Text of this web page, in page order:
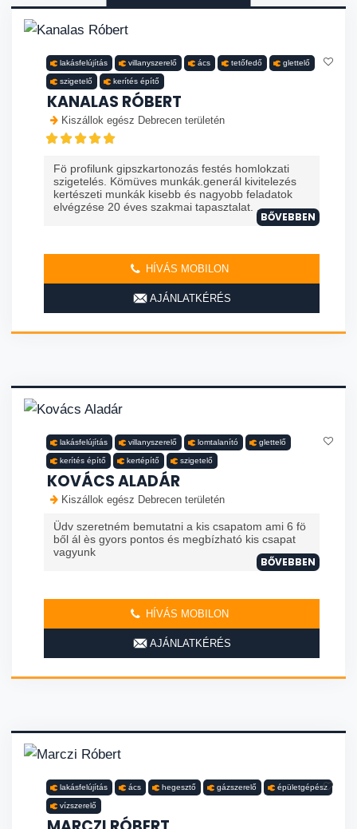
lakásfelújítás villanyszerelő ács tetőfedő glettelő
szigetelő kerítés építő
KANALAS RÓBERT
Kiszállok egész Debrecen területén
Fö profilunk gipszkartonozás festés homlokzati
szigetelés. Kömüves munkák.generál kivitelezés
kertészeti munkák kisebb és nagyobb feladatok
elvégzése 20 éves szakmai tapasztalat. ...
BŐVEBBEN
HÍVÁS MOBILON
AJÁNLATKÉRÉS
lakásfelújítás villanyszerelő lomtalanító glettelő
kerítés építő kertépítő szigetelő
KOVÁCS ALADÁR
Kiszállok egész Debrecen területén
Üdv szeretném bemutatni a kis csapatom ami 6 fö
ből ál ès gyors pontos és megbízható kis csapat
vagyunk
BŐVEBBEN
HÍVÁS MOBILON
AJÁNLATKÉRÉS
lakásfelújítás ács hegesztő gázszerelő épületgépész
vízszerelő